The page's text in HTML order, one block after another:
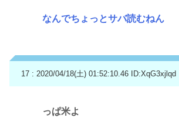
なんでちょっとサバ読むねん
17 : 2020/04/18(土) 01:52:10.46 ID:XqG3xjlqd
っぱ米よ